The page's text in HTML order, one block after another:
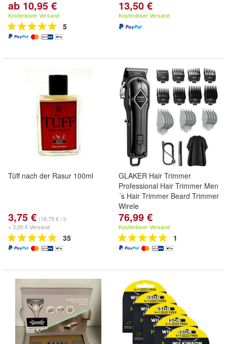
ab 10,95 €
Kostenloser Versand
5
13,50 €
Kostenloser Versand
Tüff nach der Rasur 100ml
3,75 € (18,75 € / l)
+ 3,00 € Versand
35
GLAKER Hair Trimmer
Professional Hair Trimmer Men
´s Hair Trimmer Beard Trimmer
Wirele
76,99 €
Kostenloser Versand
1